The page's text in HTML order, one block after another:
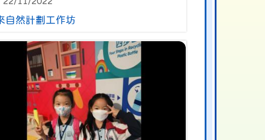
自然計劃工作坊